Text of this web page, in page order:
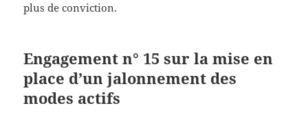
plus de conviction.
Engagement n° 15 sur la mise en
place d’un jalonnement des
modes actifs